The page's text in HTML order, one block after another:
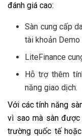
đánh giá cao:
Sàn cung cấp
tài khoản Demo
LiteFinance
Hỗ trợ thêm
năng giao dịch.
Với các tính năng
vì sao mà sàn được
trường quốc tế